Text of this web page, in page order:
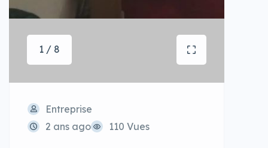
1 / 8
Entreprise
2 ans ago
110 Vues